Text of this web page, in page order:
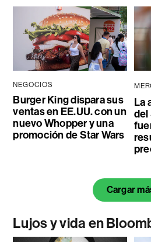
NEGOCIOS
Burger King dispara sus
ventas en EE.UU. con un
nuevo Whopper y una
promoción de Star Wars
La
del
Cargar
Lujos y vida en